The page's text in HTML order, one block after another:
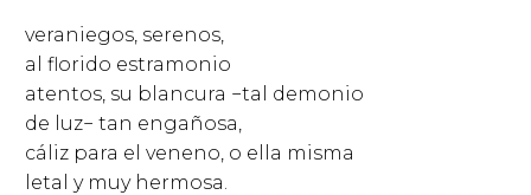
veraniegos, serenos,
al florido estramonio
atentos, su blancura −tal demonio
de luz− tan engañosa,
cáliz para el veneno, o ella misma
letal y muy hermosa.